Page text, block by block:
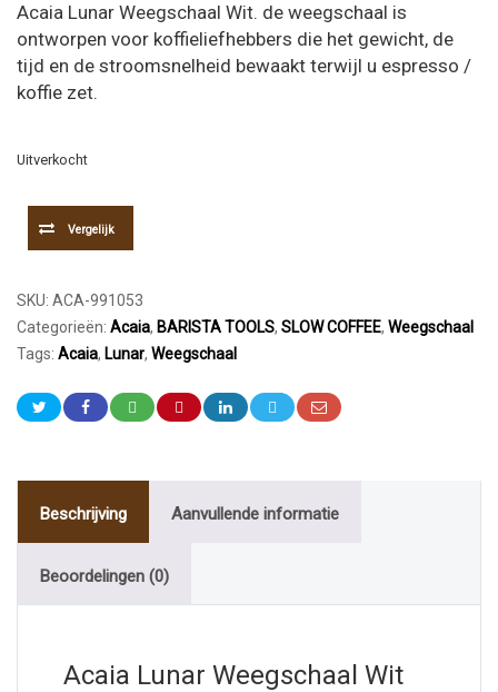
Acaia Lunar Weegschaal Wit. de weegschaal is
ontworpen voor koffieliefhebbers die het gewicht, de
tijd en de stroomsnelheid bewaakt terwijl u espresso /
koffie zet.
Uitverkocht
Vergelijk
SKU: ACA-991053
Categorieën: Acaia, BARISTA TOOLS, SLOW COFFEE, Weegschaal
Tags: Acaia, Lunar, Weegschaal
Beschrijving Aanvullende informatie
Beoordelingen (0)
Acaia Lunar Weegschaal Wit